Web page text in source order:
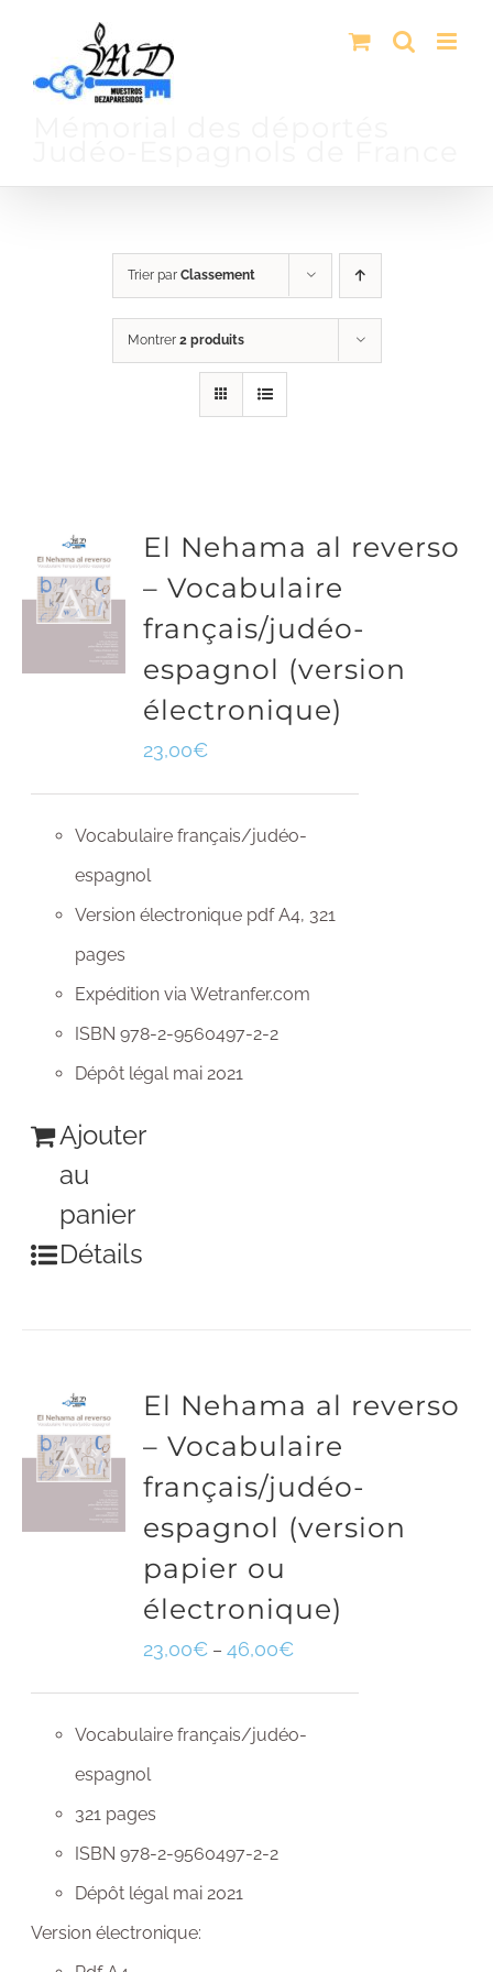
contenu
Trier par Classement
Montrer 2 produits
El Nehama al reverso
– Vocabulaire
français/judéo-
espagnol (version
électronique)
23,00€
Vocabulaire français/judéo-
espagnol
Version électronique pdf A4, 321
pages
Expédition via Wetranfer.com
ISBN 978-2-9560497-2-2
Dépôt légal mai 2021
Ajouter
au
panier
Détails
El Nehama al reverso
– Vocabulaire
français/judéo-
espagnol (version
papier ou
électronique)
23,00€ –46,00€
Vocabulaire français/judéo-
espagnol
321 pages
ISBN 978-2-9560497-2-2
Dépôt légal mai 2021
Version électronique: